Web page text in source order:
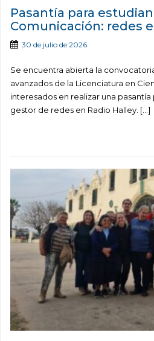
Pasantía para
Comunicación: redes
30 de julio de 2026
Se encuentra abierta la
avanzados de la Licenciatura en
interesados en realizar una
gestor de redes en Radio Halley. […]